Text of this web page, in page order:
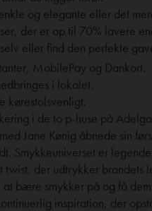
og elegante eller det
der er op til 70% lavere
eller find den perfekte
MobilePay og Dankort.
i lokalet.
kørestolsvenligt.
i de to p-huse på
Jane Kønig åbnede sin
Smykkeuniverset er
twist, der udtrykker brandets
bære smykker på og få
inspiration, der